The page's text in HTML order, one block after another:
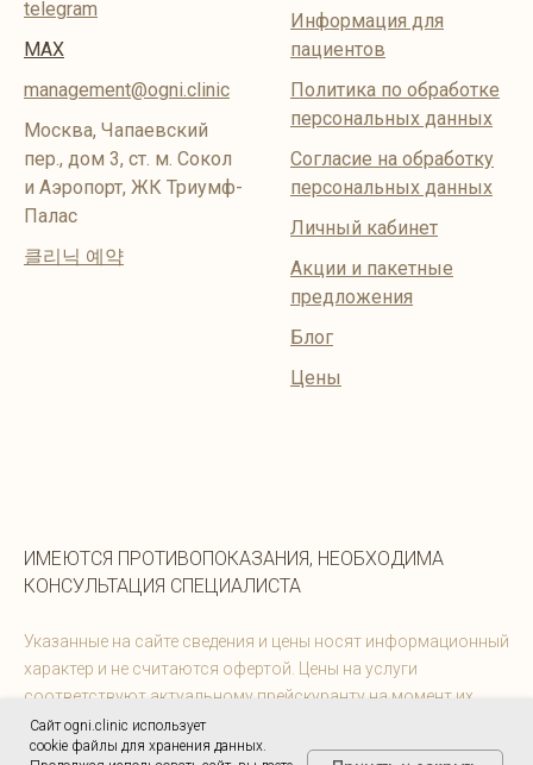
Сайт ogni.clinic использует
cookie файлы для хранения данных.
telegram
MAX
management@ogni.clinic
Москва, Чапаевский
пер., дом 3, ст. м. Сокол
и Аэропорт, ЖК Триумф-
Палас
클리닉 예약
Информация для
пациентов
Политика по обработке
персональных данных
Согласие на обработку
персональных данных
Личный кабинет
Акции и пакетные
предложения
Блог
Цены
ИМЕЮТСЯ ПРОТИВОПОКАЗАНИЯ, НЕОБХОДИМА
КОНСУЛЬТАЦИЯ СПЕЦИАЛИСТА
Указанные на сайте сведения и цены носят информационный
характер и не считаются офертой. Цены на услуги
соответствуют актуальному прейскуранту на момент их
предоставления. Информацию можно уточнить у
администраторов.